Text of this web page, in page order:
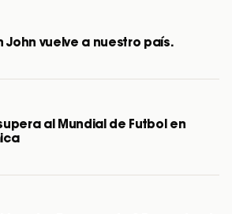
John vuelve a nuestro país.
al Mundial de Futbol en